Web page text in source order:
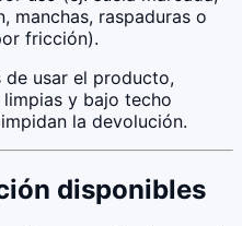
manchas, raspaduras o
fricción).
de usar el producto,
y bajo techo
la devolución.
disponibles